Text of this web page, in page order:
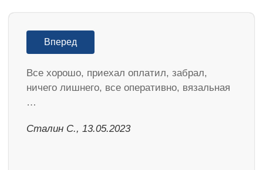
Вперед
Все хорошо, приехал оплатил, забрал,
ничего лишнего, все оперативно, вязальная
…
Сталин С., 13.05.2023